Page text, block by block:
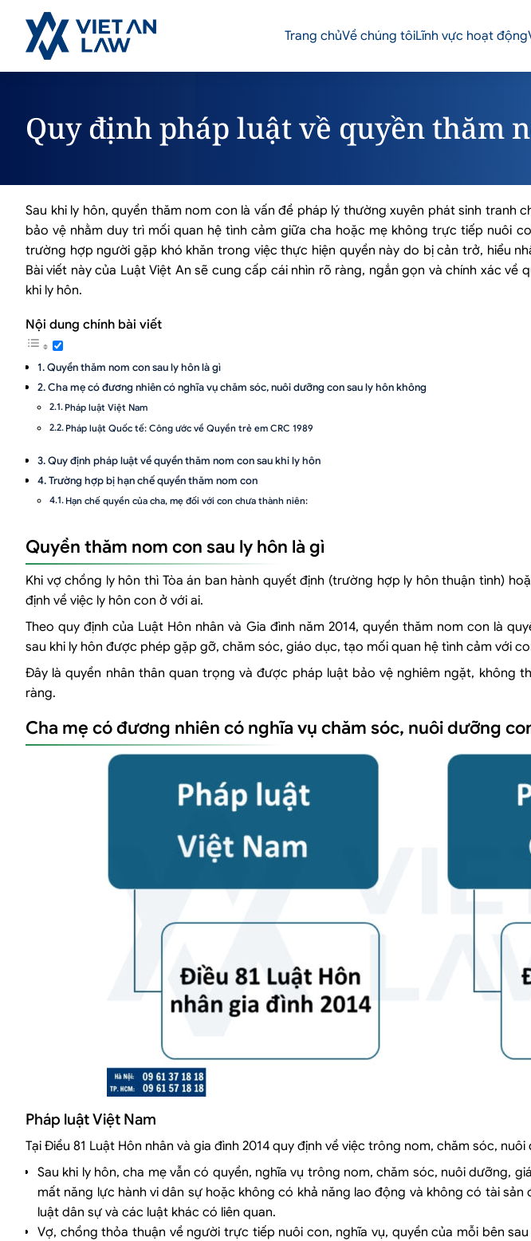
Trang chủVề chúng tôiLĩnh vực hoạt động
Quy định pháp luật về quyền thăm
Sau khi ly hôn, quyền thăm nom con là vấn đề pháp lý thường xuyên phát sinh tranh
bảo vệ nhằm duy trì mối quan hệ tình cảm giữa cha hoặc mẹ không trực tiếp nuôi
trường hợp người gặp khó khăn trong việc thực hiện quyền này do bị cản trở, hiểu
Bài viết này của Luật Việt An sẽ cung cấp cái nhìn rõ ràng, ngắn gọn và chính xác về
khi ly hôn.
Nội dung chính bài viết
Quyền thăm nom con sau ly hôn là gì
Cha mẹ có đương nhiên có nghĩa vụ chăm sóc, nuôi dưỡng con sau ly hôn không
Pháp luật Việt Nam
Pháp luật Quốc tế: Công ước về Quyền trẻ em CRC 1989
Quy định pháp luật về quyền thăm nom con sau khi ly hôn
Trường hợp bị hạn chế quyền thăm nom con
Hạn chế quyền của cha, mẹ đối với con chưa thành niên:
Hậu quả pháp lý:
Trường hợp ngăn cản quyền thăm nom con
Quy định pháp luật về trường hợp ngăn cản quyền thăm nom con:
Quyền thăm nom con sau ly hôn là gì
Khi vợ chồng ly hôn thì Tòa án ban hành quyết định (trường hợp ly hôn thuận tình)
định về việc ly hôn con ở với ai.
Theo quy định của Luật Hôn nhân và Gia đình năm 2014, quyền thăm nom con là
sau khi ly hôn được phép gặp gỡ, chăm sóc, giáo dục, tạo mối quan hệ tình cảm với
Đây là quyền nhân thân quan trọng và được pháp luật bảo vệ nghiêm ngặt, không
ràng.
Cha mẹ có đương nhiên có nghĩa vụ chăm sóc, nuôi dưỡng
Pháp luật Việt Nam
Tại Điều 81 Luật Hôn nhân và gia đình 2014 quy định về việc trông nom, chăm sóc,
Sau khi ly hôn, cha mẹ vẫn có quyền, nghĩa vụ trông nom, chăm sóc, nuôi dưỡng,
mất năng lực hành vi dân sự hoặc không có khả năng lao động và không có tài sản
luật dân sự và các luật khác có liên quan.
Vợ, chồng thỏa thuận về người trực tiếp nuôi con, nghĩa vụ, quyền của mỗi bên